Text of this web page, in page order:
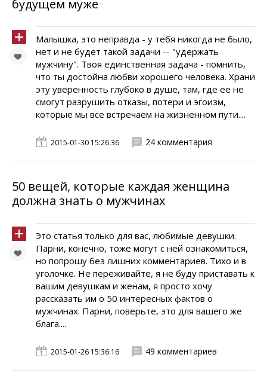
будущем муже
Малышка, это неправда - у тебя никогда не было,
нет и не будет такой задачи -- "удержать
мужчину". Твоя единственная задача - помнить,
что ты достойна любви хорошего человека. Храни
эту уверенность глубоко в душе, там, где ее не
смогут разрушить отказы, потери и эгоизм,
которые мы все встречаем на жизненном пути....
2015-01-30 15:26:36 24 комментария
50 вещей, которые каждая женщина
должна знать о мужчинах
Это статья только для вас, любимые девушки.
Парни, конечно, тоже могут с ней ознакомиться,
но попрошу без лишних комментариев. Тихо и в
уголочке. Не переживайте, я не буду приставать к
вашим девушкам и женам, я просто хочу
рассказать им о 50 интересных фактов о
мужчинах. Парни, поверьте, это для вашего же
блага....
2015-01-26 15:36:16 49 комментариев